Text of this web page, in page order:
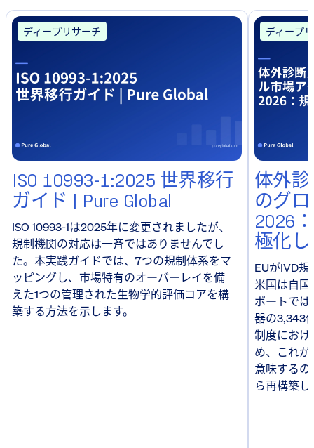
ディープリサーチ
ISO 10993-1:2025 世界移行
ガイド | Pure Global
ISO 10993-1は2025年に変更されましたが、
規制機関の対応は一斉ではありませんでし
た。本実践ガイドでは、7つの規制体系をマ
ッピングし、市場特有のオーバーレイを備
えた1つの管理された生物学的評価コアを構
築する方法を示します。
ディープ
体外
のグ
2026
極化
EUがIVD
米国は自
ポートで
器の3,343
制度にお
め、これ
意味する
ら再構築